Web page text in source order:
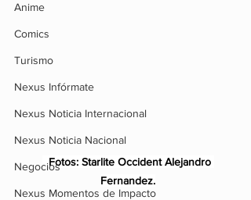
Anime
Comics
Turismo
Nexus Infórmate
Nexus Noticia Internacional
Nexus Noticia Nacional
Negocios
Nexus Momentos de Impacto
Fotos: Starlite Occident Alejandro
Fernandez.